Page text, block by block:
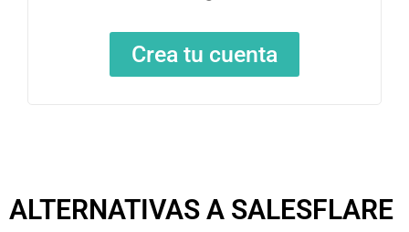
Crea tu cuenta
ALTERNATIVAS A SALESFLARE